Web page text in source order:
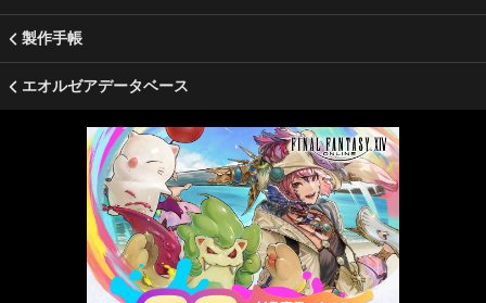
製作手帳
エオルゼアデータベース